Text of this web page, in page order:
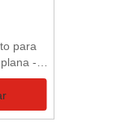
para
-
rodillo